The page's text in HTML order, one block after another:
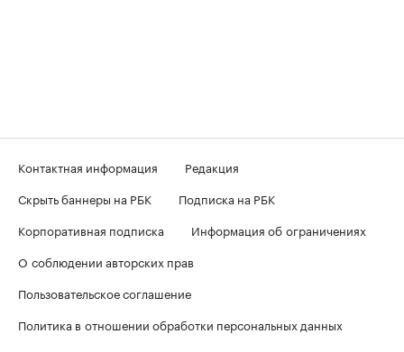
Контактная информация
Редакция
Скрыть баннеры на РБК
Подписка на РБК
Корпоративная подписка
Информация об ограничениях
О соблюдении авторских прав
Пользовательское соглашение
Политика в отношении обработки персональных данных